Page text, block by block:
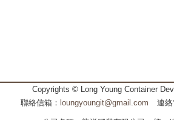
Copyrights © Long Young Container
聯絡信箱： loungyoungit@gmail.com 連絡